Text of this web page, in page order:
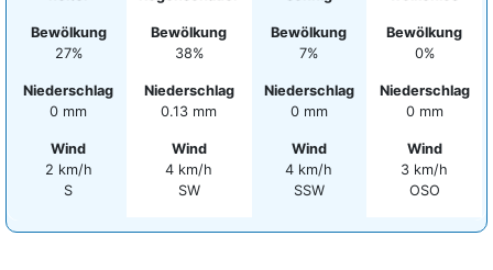
Bewölkung
27%
Niederschlag
0 mm
Wind
2 km/h
S
Bewölkung
38%
Niederschlag
0.13 mm
Wind
4 km/h
SW
Bewölkung
7%
Niederschlag
0 mm
Wind
4 km/h
SSW
Bewölkung
0%
Niederschlag
0 mm
Wind
3 km/h
OSO